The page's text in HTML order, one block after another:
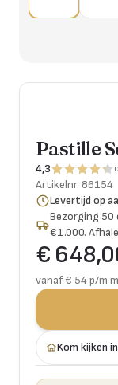
Pastille
4,3
Artikelnr. 86154
Levertijd op
Bezorging 50
€1.000.
€
vanaf € 54 p/m
Kom kijken